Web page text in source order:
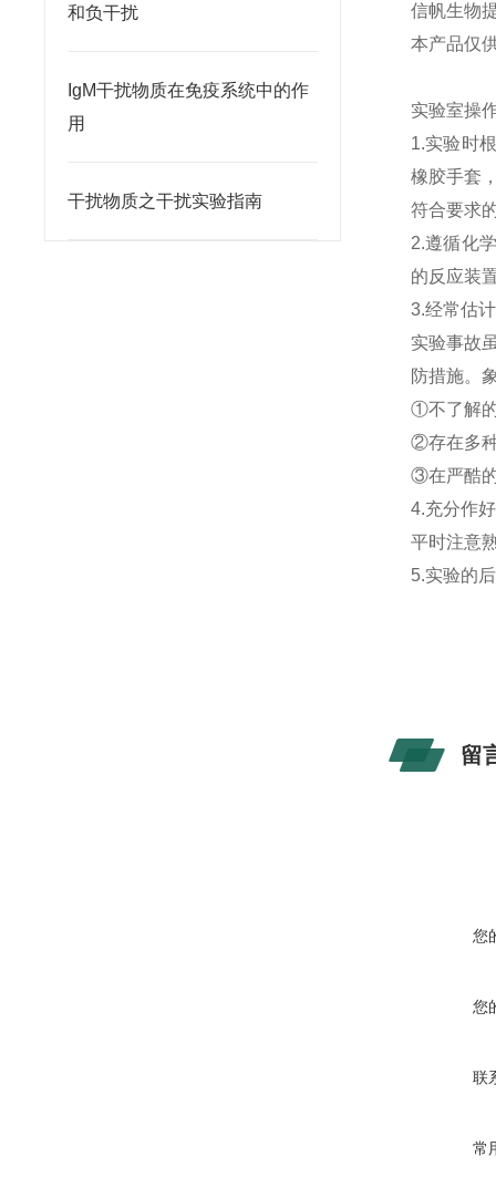
和负干扰
IgM干扰物质在免疫系统中的作
用
干扰物质之干扰实验指南
信帆生物
本产品仅
实验室操
1.实验时
橡胶手套
符合要求
2.遵循化
的反应装
3.经常估
实验事故
防措施。
①不了解
②存在多
③在严酷
4.充分作
平时注意
5.实验的
留
您
您
联
常